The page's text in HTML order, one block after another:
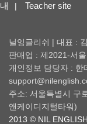
내
| Teacher site
닐잉글리쉬 | 대표 :
판매업 : 제2021-서
개인정보 담당자 :
주소: 서울특별시 구
앤케이디지털타워)
2013 © NIL